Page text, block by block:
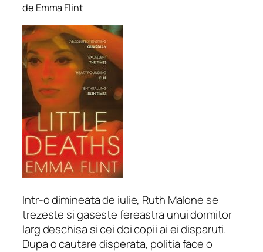
de Emma Flint
Intr-o dimineata de iulie, Ruth Malone se
trezeste si gaseste fereastra unui dormitor
larg deschisa si cei doi copii ai ei disparuti.
Dupa o cautare disperata, politia face o